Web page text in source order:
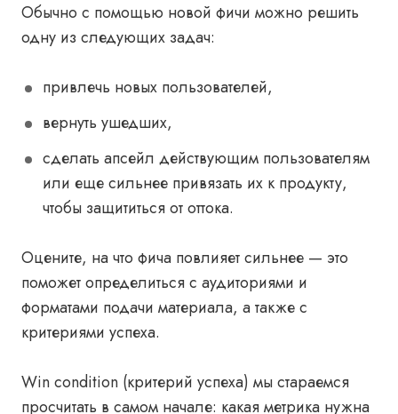
Обычно с помощью новой фичи можно решить
одну из следующих задач:
привлечь новых пользователей,
вернуть ушедших,
сделать апсейл действующим пользователям
или еще сильнее привязать их к продукту,
чтобы защититься от оттока.
Оцените, на что фича повлияет сильнее — это
поможет определиться с аудиториями и
форматами подачи материала, а также с
критериями успеха.
Win condition (критерий успеха) мы стараемся
просчитать в самом начале: какая метрика нужна